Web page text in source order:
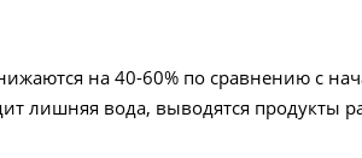
на 40-60% по сравнению с
лишняя вода, выводятся продукты